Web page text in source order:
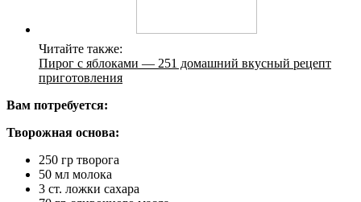
Читайте также:
Пирог с яблоками — 251 домашний вкусный рецепт
приготовления
Вам потребуется:
Творожная основа:
250 гр творога
50 мл молока
3 ст. ложки сахара